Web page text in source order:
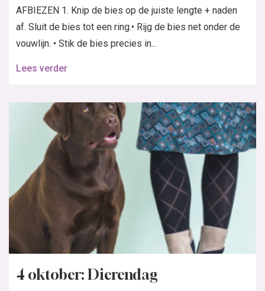
AFBIEZEN 1. Knip de bies op de juiste lengte + naden
af. Sluit de bies tot een ring.• Rijg de bies net onder de
vouwlijn. • Stik de bies precies in...
Lees verder
4 oktober: Dierendag